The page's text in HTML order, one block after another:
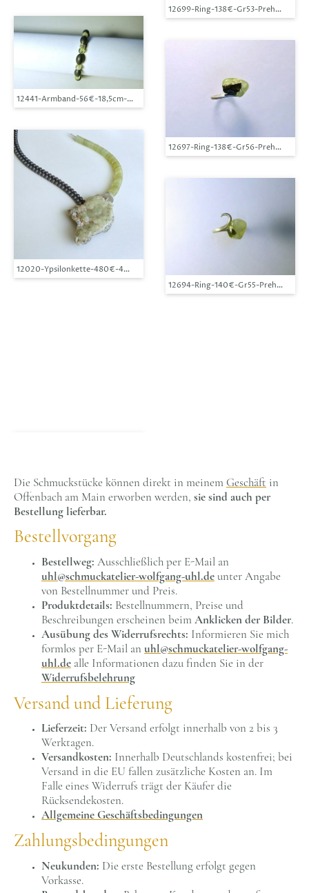
12441-Armband-56€-18,5cm-Prehnit 6mm-Hämatin-Silber
12020-Ypsilonkette-480€-48cm-Prehnit, Hartenrod, Hessen-Serpentin-
12699-Ring-138€-Gr53-Prehnit mit
12697-Ring-138€-Gr56-Prehnit mit
12694-Ring-140€-Gr55-Prehnit mit
Die Schmuckstücke können direkt in meinemGeschäft in
Offenbach am Main erworben werden, sie sind auch per
Bestellung lieferbar.
Bestellvorgang
Bestellweg: Ausschließlich per E-Mail an
uhl@schmuckatelier-wolfgang-uhl.deunter Angabe
von Bestellnummer und Preis.
Produktdetails: Bestellnummern, Preise und
Beschreibungen erscheinen beimAnklicken der Bilder.
Ausübung des Widerrufsrechts: Informieren Sie mich
formlos per E-Mail an uhl@schmuckatelier-wolfgang-
uhl.de alle Informationen dazu finden Sie in der
Widerrufsbelehrung
Versand und Lieferung
Lieferzeit: Der Versand erfolgt innerhalb von 2 bis 3
Werktagen.
Versandkosten: Innerhalb Deutschlands kostenfrei; bei
Versand in die EU fallen zusätzliche Kosten an. Im
Falle eines Widerrufs trägt der Käufer die
Rücksendekosten.
Allgemeine Geschäftsbedingungen
Zahlungsbedingungen
Neukunden: Die erste Bestellung erfolgt gegen
Vorkasse.